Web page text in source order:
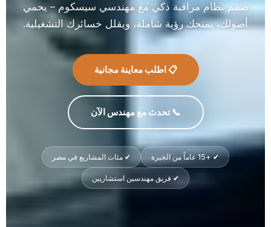
صمم نظام مراقبة ذكي مع مهندسي سيسكوم – يحمي
أصولك، يمنحك رؤية شاملة، ويقلل خسائرك التشغيلية.
📋 اطلب معاينة مجانية
📞 تحدث مع مهندس الآن
✔ +15 عاماً من الخبرة ✔ مئات المشاريع في مصر
✔ فريق مهندسين استشاريين